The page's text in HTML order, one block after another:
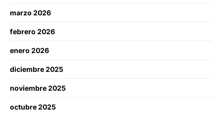
marzo 2026
febrero 2026
enero 2026
diciembre 2025
noviembre 2025
octubre 2025